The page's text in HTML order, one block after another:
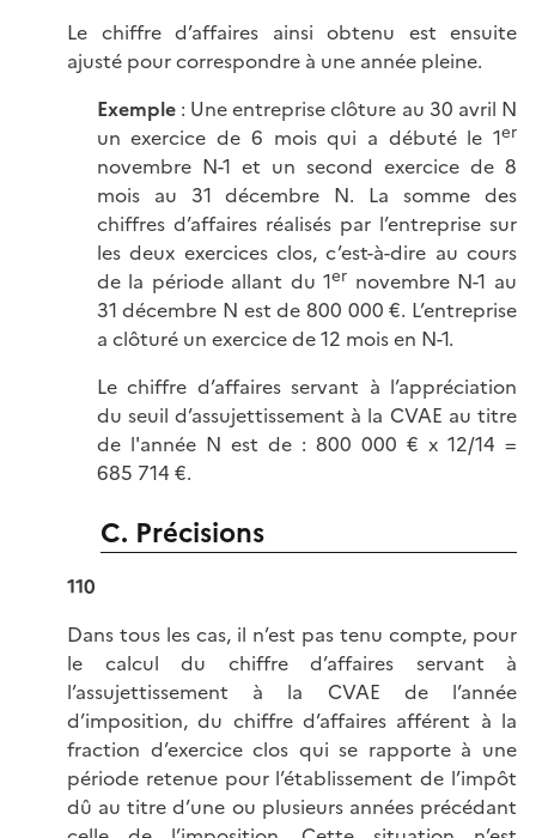
Le chiffre d’affaires ainsi obtenu est ensuite
ajusté pour correspondre à une année pleine.
Exemple : Une entreprise clôture au 30 avril N
un exercice de 6 mois qui a débuté le 1er
novembre N-1 et un second exercice de 8
mois au 31 décembre N. La somme des
chiffres d’affaires réalisés par l’entreprise sur
les deux exercices clos, c’est-à-dire au cours
de la période allant du 1er novembre N-1 au
31 décembre N est de 800 000 €. L’entreprise
a clôturé un exercice de 12 mois en N-1.
Le chiffre d’affaires servant à l’appréciation
du seuil d’assujettissement à la CVAE au titre
de l'année N est de : 800 000 € x 12/14 =
685 714 €.
C. Précisions
110
Dans tous les cas, il n’est pas tenu compte, pour
le calcul du chiffre d’affaires servant à
l’assujettissement à la CVAE de l’année
d’imposition, du chiffre d’affaires afférent à la
fraction d’exercice clos qui se rapporte à une
période retenue pour l’établissement de l’impôt
dû au titre d’une ou plusieurs années précédant